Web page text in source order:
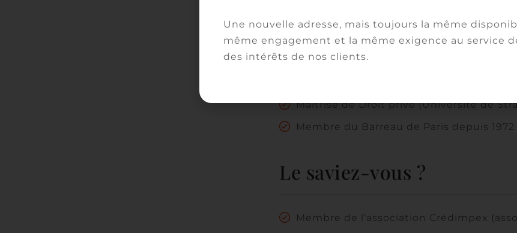
Formations
Maîtrise de Droit privé (Université de
Membre du Barreau de Paris depuis 1972
Le saviez-vous ?
Membre de l’association Crédimpex
Une nouvelle adresse, mais toujours la même
même engagement et la même exigence au service
des intérêts de nos clients.